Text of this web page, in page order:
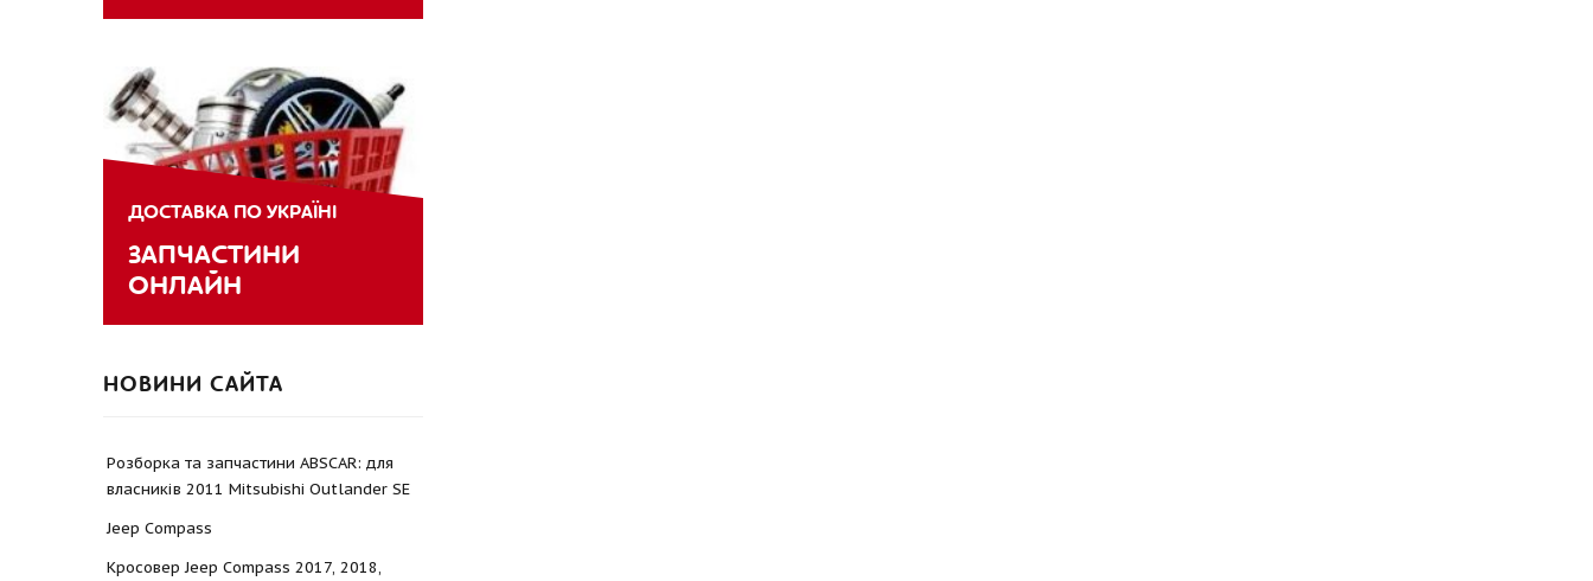
ДОСТАВКА ПО УКРАЇНІ
ЗАПЧАСТИНИ
ОНЛАЙН
НОВИНИ САЙТА
Розборка та запчастини ABSCAR: для
власників 2011 Mitsubishi Outlander SE
Jeep Compass
Кросовер Jeep Compass 2017, 2018,